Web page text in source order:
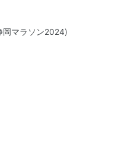
マラソン2024)